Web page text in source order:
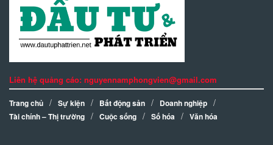
Liên hệ quảng cáo: nguyennamphongvien@gmail.com
Trang chủ Sự kiện Bất động sản
Doanh nghiệp
Tài chính – Thị trường
Cuộc sống Số hóa Văn hóa